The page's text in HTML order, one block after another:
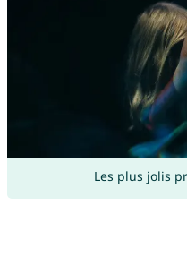
Les plus jolis